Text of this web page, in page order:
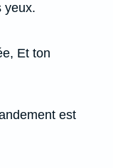
yeux.
Et ton
est